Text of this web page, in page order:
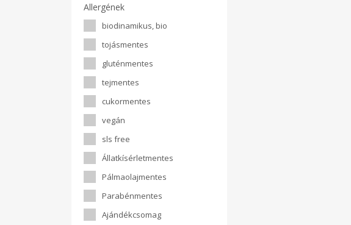
Allergének
biodinamikus, bio
tojásmentes
gluténmentes
tejmentes
cukormentes
vegán
sls free
Állatkísérletmentes
Pálmaolajmentes
Parabénmentes
Ajándékcsomag